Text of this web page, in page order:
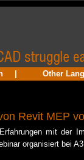
Other
Revit MEP
mit der
organisiert bei